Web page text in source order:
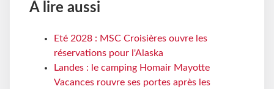
À lire aussi
Eté 2028 : MSC Croisières ouvre les
réservations pour l'Alaska
Landes : le camping Homair Mayotte
Vacances rouvre ses portes après les